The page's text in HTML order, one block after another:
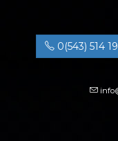
0(543) 514